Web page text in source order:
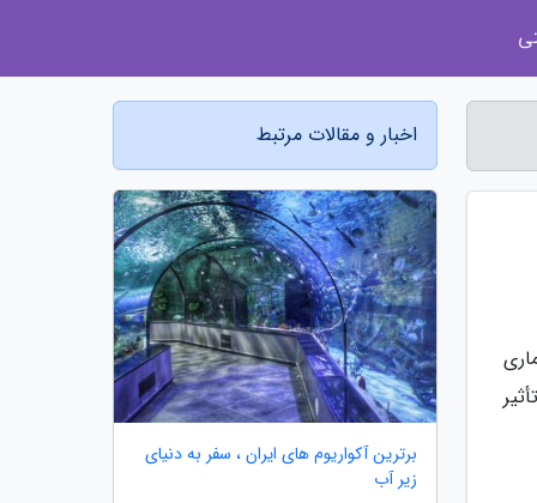
اخبار و مقالات مرتبط
برترین آکواریوم های ایران ، سفر به دنیای
زیر آب